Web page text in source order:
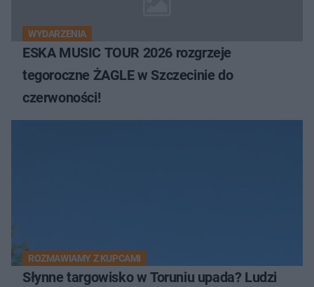
WYDARZENIA
ESKA MUSIC TOUR 2026 rozgrzeje
tegoroczne ŻAGLE w Szczecinie do
czerwoności!
ROZMAWIAMY Z KUPCAMI
Słynne targowisko w Toruniu upada? Ludzi